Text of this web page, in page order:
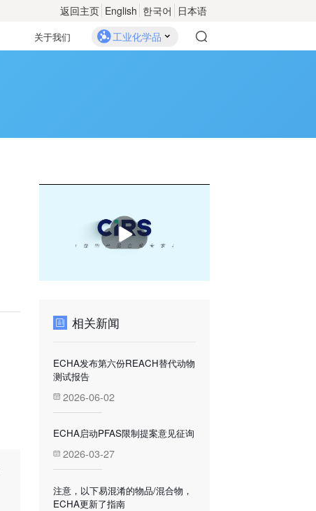
返回主页 English 한국어 日本语
关于我们 工业化学品
播
放
相关新闻
ECHA发布第六份REACH替代动物
测试报告
2026-06-02
ECHA启动PFAS限制提案意见征询
2026-03-27
注意，以下易混淆的物品/混合物，
ECHA更新了指南